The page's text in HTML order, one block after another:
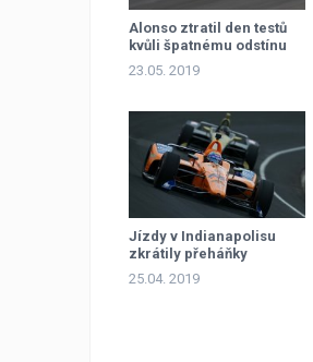
Alonso ztratil den testů
kvůli špatnému odstínu
oranžové
23.05. 2019
Jízdy v Indianapolisu
zkrátily přeháňky
25.04. 2019